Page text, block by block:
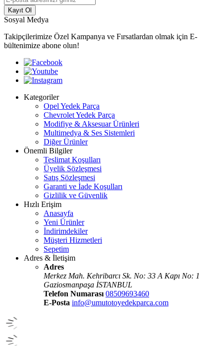
Kayıt Ol
Sosyal Medya
Takipçilerimize Özel Kampanya ve Fırsatlardan olmak için E-
bültenimize abone olun!
Kategoriler
Opel Yedek Parça
Chevrolet Yedek Parça
Modifiye & Aksesuar Ürünleri
Multimedya & Ses Sistemleri
Diğer Ürünler
Önemli Bilgiler
Teslimat Koşulları
Üyelik Sözleşmesi
Satış Sözleşmesi
Garanti ve İade Koşulları
Gizlilik ve Güvenlik
Hızlı Erişim
Anasayfa
Yeni Ürünler
İndirimdekiler
Müşteri Hizmetleri
Sepetim
Adres & İletişim
Adres
Merkez Mah. Kehribarcı Sk. No: 33 A Kapı No: 1
Gaziosmanpaşa İSTANBUL
Telefon Numarası 08509693460
E-Posta info@umutotoyedekparca.com